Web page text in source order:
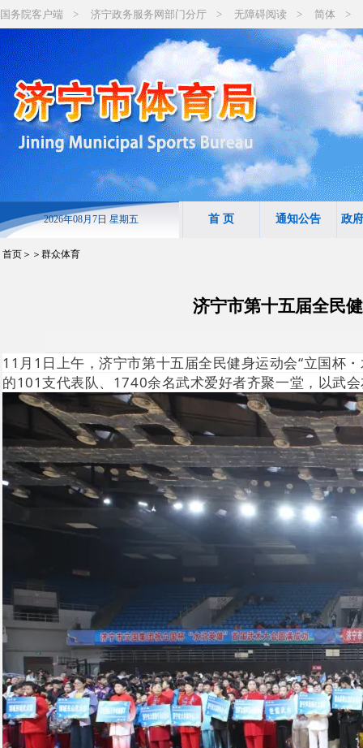
国务院客户端 > 济宁政务服务网部门分厅 > 无障碍阅读 > 简体 >
2026年08月7日 星期五 首 页 通知公告 政
首页 ＞＞群众体育
济宁市第十五届全民
11月1日上午，济宁市第十五届全民健身运动会“立国杯
的101支代表队、1740余名武术爱好者齐聚一堂，以武